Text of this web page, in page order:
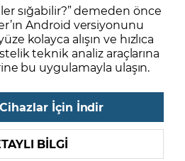
sığabilir?” demeden önce
Android versiyonunu
kolayca alışın ve hızlıca
teknik analiz araçlarına
bu uygulamayla ulaşın.
İçin İndir
BİLGİ